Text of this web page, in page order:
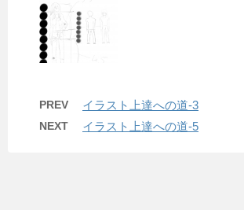
PREV イラスト上達への道-3
NEXT イラスト上達への道-5